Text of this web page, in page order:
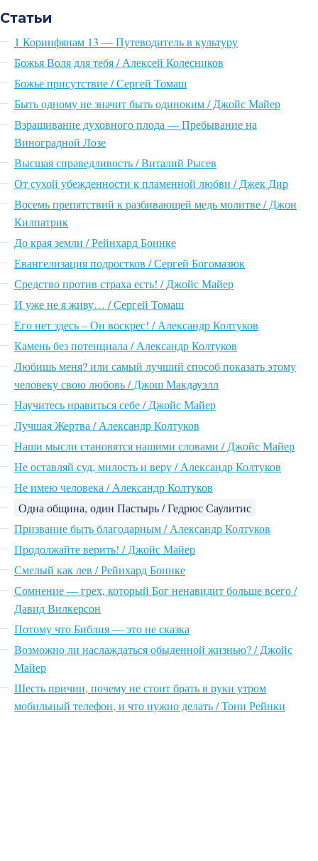
Статьи
1 Коринфянам 13 — Путеводитель в культуру
Божья Воля для тебя / Алексей Колесников
Божье присутствие / Сергей Томаш
Быть одному не значит быть одиноким / Джойс Майер
Взращивание духовного плода — Пребывание на
Виноградной Лозе
Высшая справедливость / Виталий Рысев
От сухой убежденности к пламенной любви / Джек Дир
Восемь препятствий к разбивающей медь молитве / Джон
Килпатрик
До края земли / Рейнхард Боннке
Евангелизация подростков / Сергей Богомазюк
Средство против страха есть! / Джойс Майер
И уже не я живу… / Сергей Томаш
Его нет здесь – Он воскрес! / Александр Колтуков
Камень без потенциала / Александр Колтуков
Любишь меня? или самый лучший способ показать этому
человеку свою любовь / Джош Макдауэлл
Научитесь нравиться себе / Джойс Майер
Лучшая Жертва / Александр Колтуков
Наши мысли становятся нашими словами / Джойс Майер
Не оставляй суд, милость и веру / Александр Колтуков
Не имею человека / Александр Колтуков
Одна община, один Пастырь / Гедрюс Саулитис
Призвание быть благодарным / Александр Колтуков
Продолжайте верить! / Джойс Майер
Смелый как лев / Рейнхард Боннке
Сомнение — грех, который Бог ненавидит больше всего /
Давид Вилкерсон
Потому что Библия — это не сказка
Возможно ли наслаждаться обыденной жизнью? / Джойс
Майер
Шесть причин, почему не стоит брать в руки утром
мобильный телефон, и что нужно делать / Тони Рейнки